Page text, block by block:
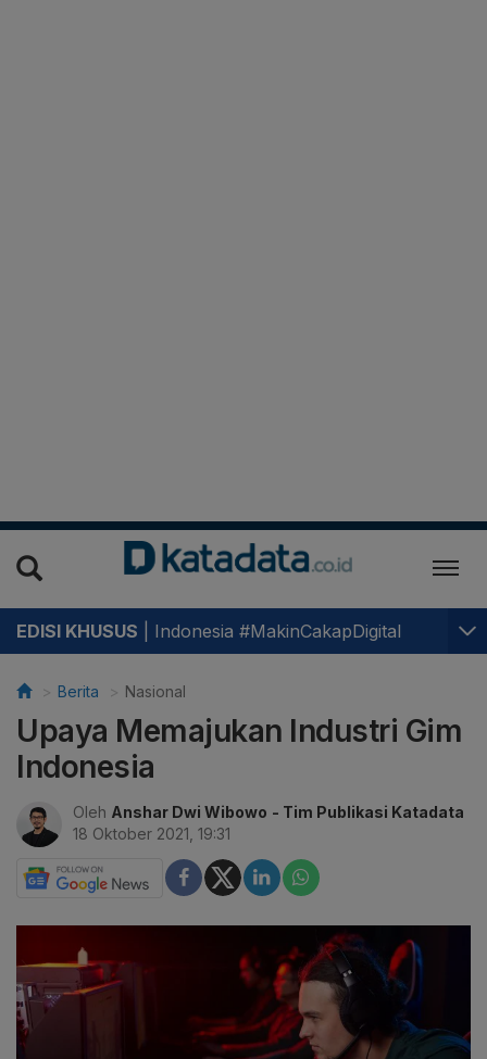
EDISI KHUSUS Indonesia #MakinCakapDigital
Berita Nasional
Upaya Memajukan Industri Gim
Indonesia
Oleh Anshar Dwi Wibowo - Tim Publikasi Katadata
18 Oktober 2021, 19:31